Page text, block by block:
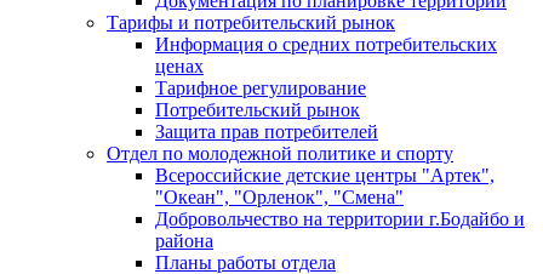
Тарифы и потребительский рынок
Информация о средних потребительских
ценах
Тарифное регулирование
Потребительский рынок
Защита прав потребителей
Отдел по молодежной политике и спорту
Всероссийские детские центры "Артек",
"Океан", "Орленок", "Смена"
Добровольчество на территории г.Бодайбо и
района
Планы работы отдела